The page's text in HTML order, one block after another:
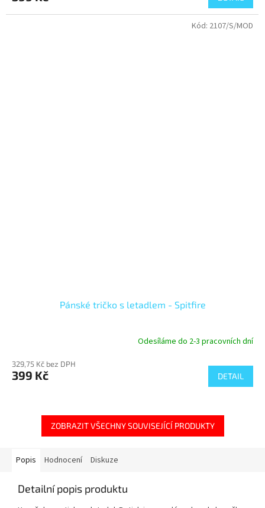
Pánské tričko s letadlem - Spitfire
Odesíláme do 2-3 pracovních dní
329,75 Kč bez DPH
399 Kč DETAIL
Kód: 2107/S/MOD
ZOBRAZIT VŠECHNY SOUVISEJÍCÍ PRODUKTY
Popis Hodnocení Diskuze
Detailní popis produktu